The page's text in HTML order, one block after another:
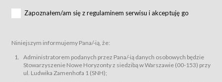
za pośrednictwem Serwisu;
podmiotom z branży mediów i filmowej (Akredytacje);
Bilety – wybrane dokumenty potwierdzające zawarcie umowy z
Usługodawcą i uprawniające do wzięcia udziału w Wydarzeniu,
przewidziane przez Usługodawcę dla danego Wydarzenia, tj. uprawniające
do uczestnictwa w wielu albo w pojedynczych seansach filmowych,
Zapoznałem/am się z regulaminem serwisu i akceptuję go
Niniejszym informujemy Pana/-ią, że:
Administratorem podanych przez Pana/-ią danych osobowych będzie
Stowarzyszenie Nowe Horyzonty z siedzibą w Warszawie (00-153) przy
ul. Ludwika Zamenhofa 1 (SNH);